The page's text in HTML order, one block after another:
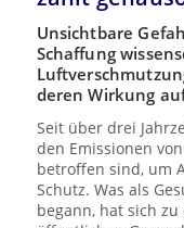
Unsichtbare
Schaffung
deren Wirkung
Seit über drei
den Emissionen
betroffen sind, um
Schutz. Was als
begann, hat sich